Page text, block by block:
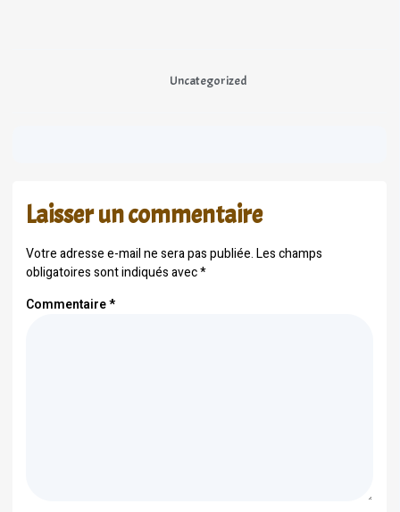
Uncategorized
Laisser un commentaire
Votre adresse e-mail ne sera pas publiée.Les champs
obligatoires sont indiqués avec*
Commentaire*